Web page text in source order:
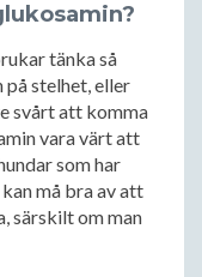
tänka så
på stelhet, eller
svårt att komma
vara värt att
som har
må bra av att
särskilt om man